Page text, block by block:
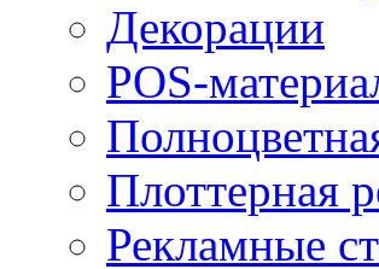
Декорации
POS-
Плоттерная
Рекламные